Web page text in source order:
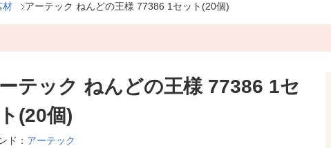
材 アーテック ねんどの王様 77386 1セット(20個)
テック ねんどの王様 77386 1セ
(20個)
ド： アーテック